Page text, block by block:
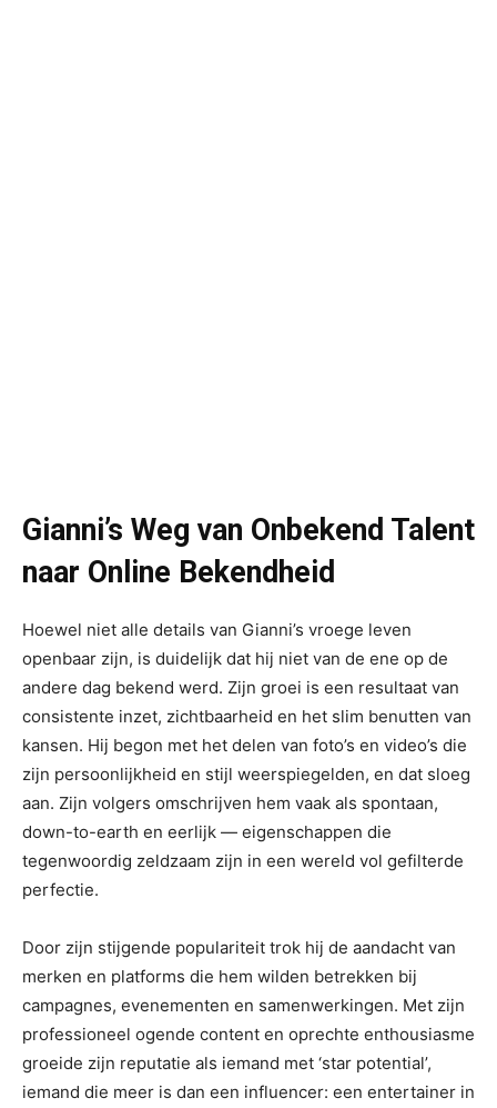
Gianni’s Weg van Onbekend Talent
naar Online Bekendheid
Hoewel niet alle details van Gianni’s vroege leven
openbaar zijn, is duidelijk dat hij niet van de ene op de
andere dag bekend werd. Zijn groei is een resultaat van
consistente inzet, zichtbaarheid en het slim benutten van
kansen. Hij begon met het delen van foto’s en video’s die
zijn persoonlijkheid en stijl weerspiegelden, en dat sloeg
aan. Zijn volgers omschrijven hem vaak als spontaan,
down-to-earth en eerlijk — eigenschappen die
tegenwoordig zeldzaam zijn in een wereld vol gefilterde
perfectie.
Door zijn stijgende populariteit trok hij de aandacht van
merken en platforms die hem wilden betrekken bij
campagnes, evenementen en samenwerkingen. Met zijn
professioneel ogende content en oprechte enthousiasme
groeide zijn reputatie als iemand met ‘star potential’,
iemand die meer is dan een influencer: een entertainer in